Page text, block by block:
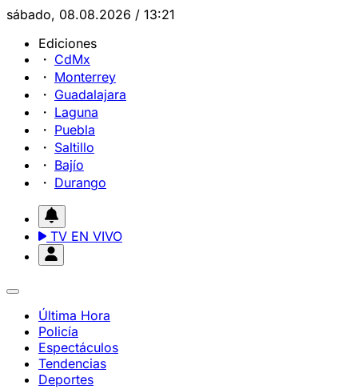
sábado, 08.08.2026 / 13:21
Ediciones
CdMx
Monterrey
Guadalajara
Laguna
Puebla
Saltillo
Bajío
Durango
TV EN VIVO
Última Hora
Policía
Espectáculos
Tendencias
Deportes